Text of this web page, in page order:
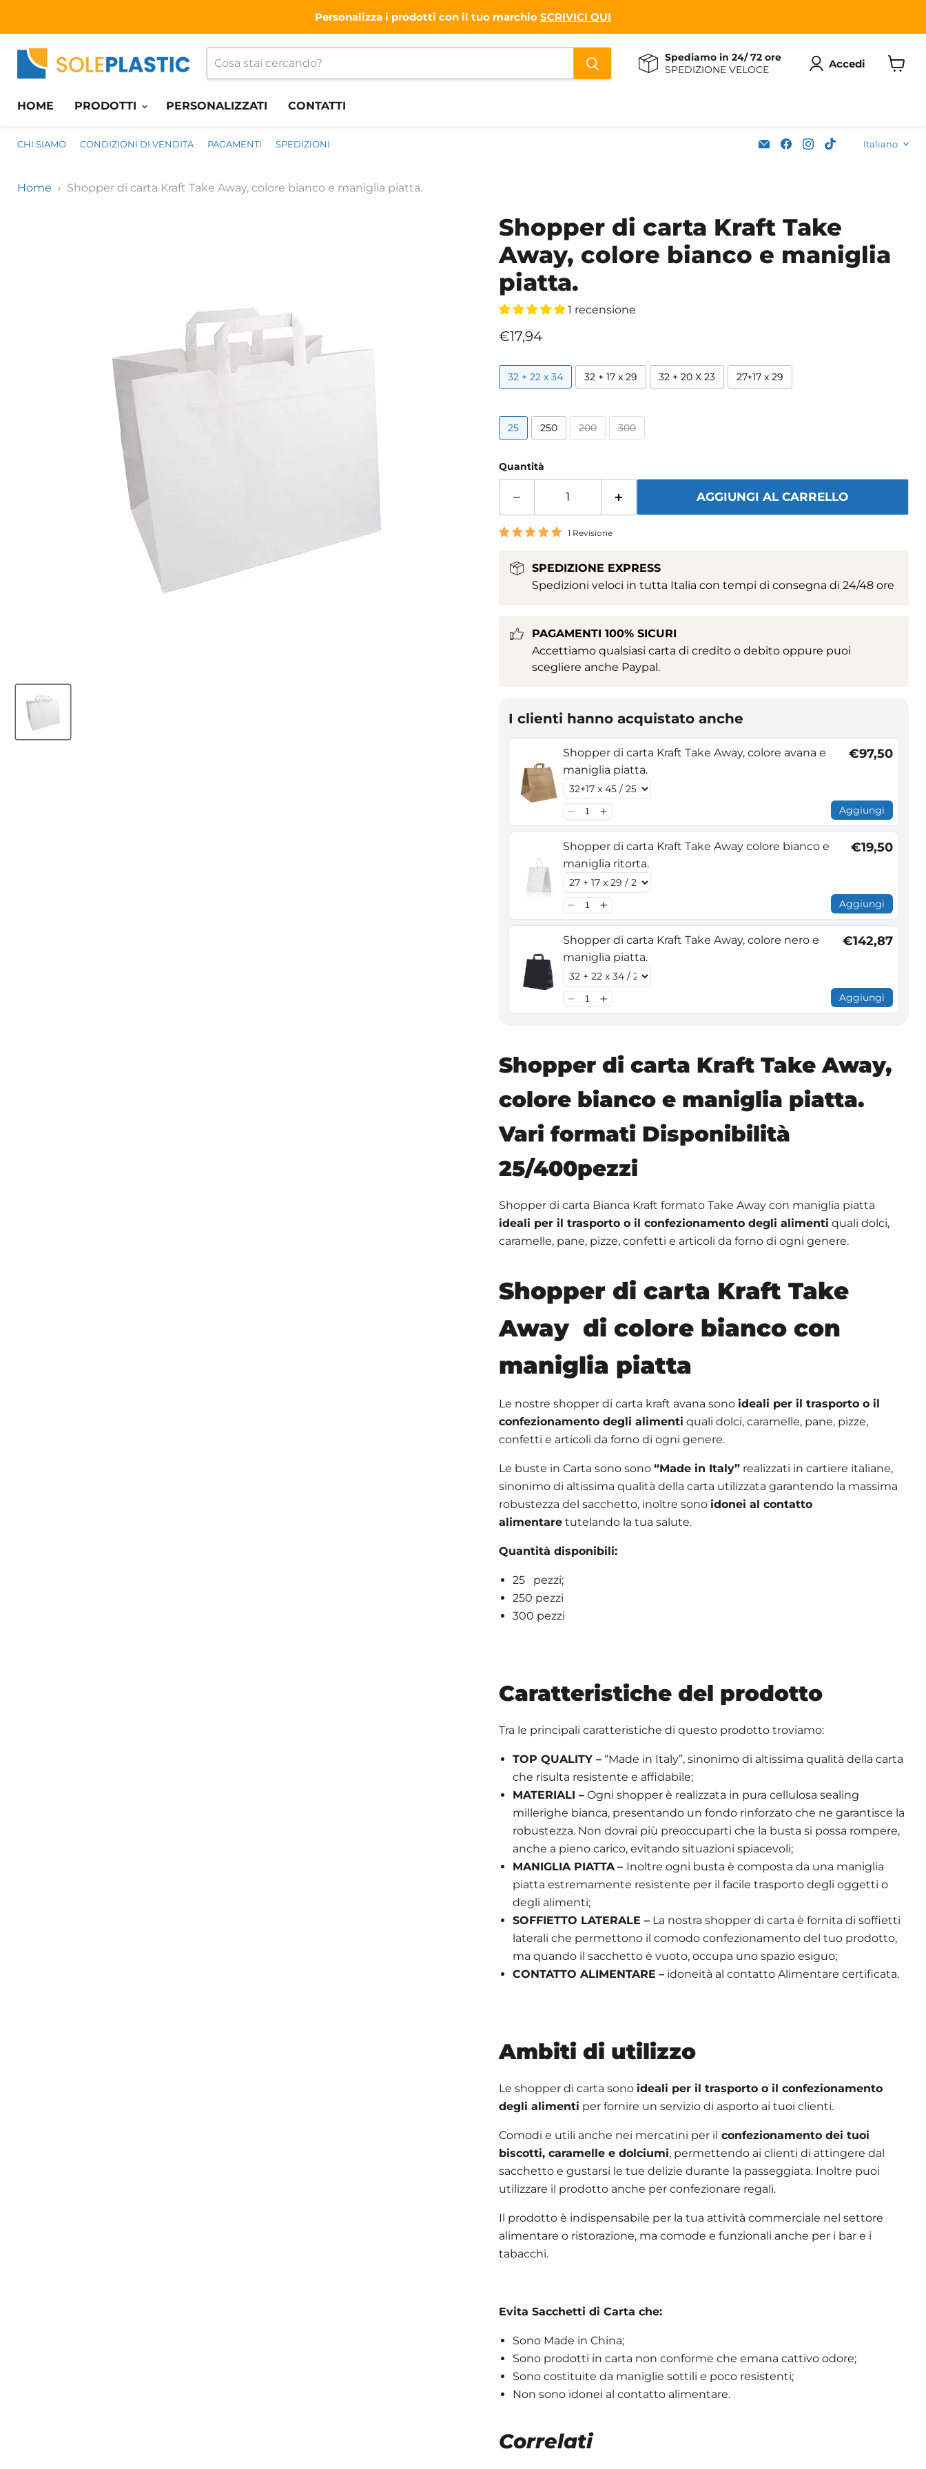
Personalizza i prodotti con il tuo marchio SCRIVICI QUI
Spediamo in 24/ 72 ore
SPEDIZIONE VELOCE
Accedi
HOME PRODOTTI PERSONALIZZATI CONTATTI
CHI SIAMO CONDIZIONI DI VENDITA PAGAMENTI SPEDIZIONI
Email
Soleplastic
Trovaci
su
Trovaci
su
TrovaciItaliano
Home Shopper di carta Kraft Take Away, colore bianco e maniglia piatta.
Shopper di carta Kraft Take
Away, colore bianco e maniglia
piatta.
1 recensione
Prezzo attuale
€17,94
32 + 22 x 34 32 + 17 x 29 32 + 20 X 23 27+17 x 29
25 250 200 300
Quantità
AGGIUNGI AL CARRELLO
1 Revisione
SPEDIZIONE EXPRESS
Spedizioni veloci in tutta Italia con tempi di consegna di 24/48 ore
PAGAMENTI 100% SICURI
Accettiamo qualsiasi carta di credito o debito oppure puoi
scegliere anche Paypal.
I clienti hanno acquistato anche
Shopper di carta Kraft Take Away, colore avana e
maniglia piatta.
€97,50
Aggiungi
Shopper di carta Kraft Take Away colore bianco e
maniglia ritorta.
€19,50
Aggiungi
Shopper di carta Kraft Take Away, colore nero e
maniglia piatta.
€142,87
Aggiungi
Shopper di carta Kraft Take Away,
colore bianco e maniglia piatta.
Vari formati Disponibilità
25/400pezzi
Shopper di carta Bianca Kraft formato Take Away con maniglia piatta
ideali per il trasporto o il confezionamento degli alimenti quali dolci,
caramelle, pane, pizze, confetti e articoli da forno di ogni genere.
Shopper di carta Kraft Take
Away di colore bianco con
maniglia piatta
Le nostre shopper di carta kraft avana sono ideali per il trasporto o il
confezionamento degli alimenti quali dolci, caramelle, pane, pizze,
confetti e articoli da forno di ogni genere.
Le buste in Carta sono sono “Made in Italy”realizzati in cartiere italiane,
sinonimo di altissima qualità della carta utilizzata garantendo la massima
robustezza del sacchetto, inoltre sono idonei al contatto
alimentaretutelando la tua salute.
Quantità disponibili:
25 pezzi;
250 pezzi
300 pezzi
Caratteristiche del prodotto
Tra le principali caratteristiche di questo prodotto troviamo:
TOP QUALITY –“Made in Italy”, sinonimo di altissima qualità della carta
che risulta resistente e affidabile;
MATERIALI –Ogni shopper è realizzata in pura cellulosa sealing
millerighe bianca, presentando un fondo rinforzato che ne garantisce la
robustezza. Non dovrai più preoccuparti che la busta si possa rompere,
anche a pieno carico, evitando situazioni spiacevoli;
MANIGLIA PIATTA – Inoltre ogni busta è composta da una maniglia
piatta estremamente resistente per il facile trasporto degli oggetti o
degli alimenti;
SOFFIETTO LATERALE –La nostra shopper di carta è fornita di soffietti
laterali che permettono il comodo confezionamento del tuo prodotto,
ma quando il sacchetto è vuoto, occupa uno spazio esiguo;
CONTATTO ALIMENTARE –idoneità al contatto Alimentare certificata.
Ambiti di utilizzo
Le shopper di carta sono ideali per il trasporto o il confezionamento
degli alimenti per fornire un servizio di asporto ai tuoi clienti.
Comodi e utili anche nei mercatini per il confezionamento dei tuoi
biscotti, caramelle e dolciumi, permettendo ai clienti di attingere dal
sacchetto e gustarsi le tue delizie durante la passeggiata. Inoltre puoi
utilizzare il prodotto anche per confezionare regali.
Il prodotto è indispensabile per la tua attività commerciale nel settore
alimentare o ristorazione, ma comode e funzionali anche per i bar e i
tabacchi.
Evita Sacchetti di Carta che:
Sono Made in China;
Sono prodotti in carta non conforme che emana cattivo odore;
Sono costituite da maniglie sottili e poco resistenti;
Non sono idonei al contatto alimentare.
Correlati